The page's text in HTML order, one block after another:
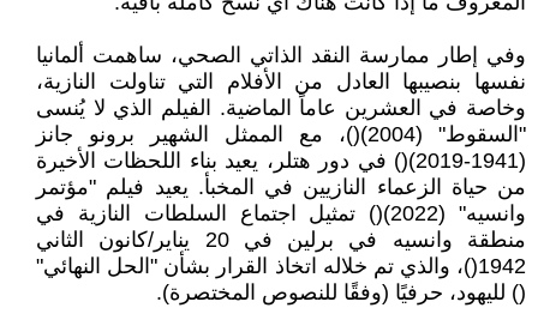
وفي إطار ممارسة النقد الذاتي الصحي، ساهمت ألمانيا
نفسها بنصيبها العادل من الأفلام التي تناولت النازية،
وخاصة في العشرين عاماً الماضية. الفيلم الذي لا يُنسى
"السقوط" (2004)()، مع الممثل الشهير برونو جانز
(1941-2019)() في دور هتلر، يعيد بناء اللحظات الأخيرة
من حياة الزعماء النازيين في المخبأ. يعيد فيلم "مؤتمر
وانسيه" (2022)() تمثيل اجتماع السلطات النازية في
منطقة وانسيه في برلين في 20 يناير/كانون الثاني
1942()، والذي تم خلاله اتخاذ القرار بشأن "الحل النهائي"
() لليهود، حرفيًا (وفقًا للنصوص المختصرة).